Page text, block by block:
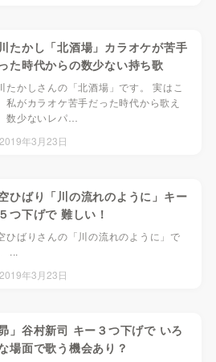
たかし「北酒場」カラオケが苦手
た時代からの数少ない持ち歌
たかしさんの「北酒場」です。 実はこ
私がカラオケ苦手だった時代から歌え
数少ないレパ…
2019年3月23日
ひばり「川の流れのように」キー
つ下げで 難しい！
ひばりさんの「川の流れのように」で
...
2019年3月23日
昴」谷村新司 キー３つ下げで いろ
場面で歌う機会あり？